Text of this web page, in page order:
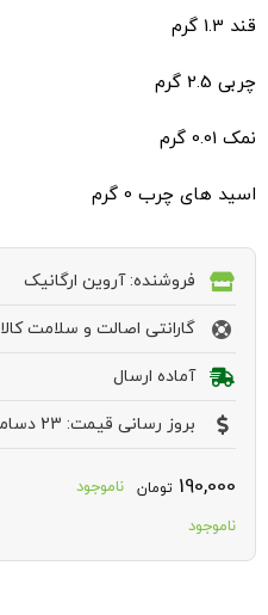
قند 1.3 گرم
چربی 2.5 گرم
نمک 0.01 گرم
اسید های چرب 0 گرم
فروشنده: آروین ارگانیک
گارانتی اصالت و سلامت کالا
آماده ارسال
بروز رسانی قیمت: 23 دسامبر, 2025
190,000 تومان
ناموجود
ناموجود